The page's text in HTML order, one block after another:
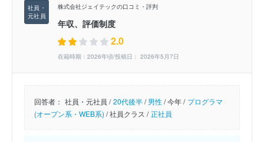
株式会社ジェイテックの口コミ・評判
年収、評価制度
2.0
在籍時期：2026年頃/投稿日： 2026年5月7日
回答者： 社員・元社員 / 20代後半/男性/今年 / プログラマ
(オープン系・WEB系) /社員クラス / 正社員